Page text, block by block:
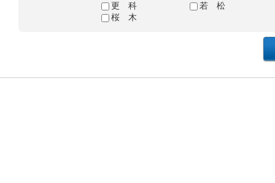
更 科
若 松
桜 木